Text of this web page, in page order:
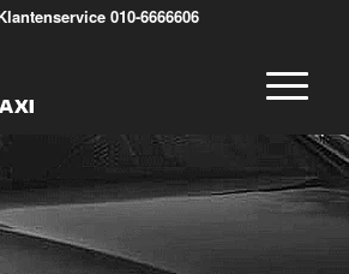
010-6666606